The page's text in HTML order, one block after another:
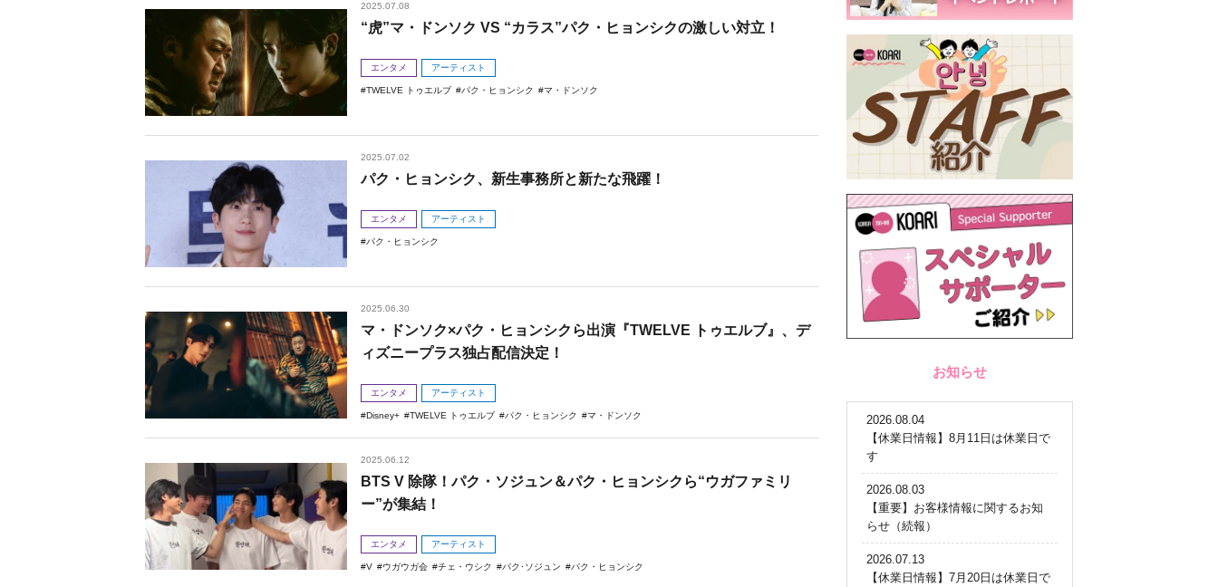
2025.07.08
“虎”マ・ドンソク VS “カラス”パク・ヒョンシクの激しい対立！
エンタメ アーティスト
TWELVE トゥエルブ パク・ヒョンシク マ・ドンソク
2025.07.02
パク・ヒョンシク、新生事務所と新たな飛躍！
エンタメ アーティスト
パク・ヒョンシク
2025.06.30
マ・ドンソク×パク・ヒョンシクら出演『TWELVE トゥエルブ』、デ
ィズニープラス独占配信決定！
エンタメ アーティスト
Disney+ TWELVE トゥエルブ パク・ヒョンシク マ・ドンソク
2025.06.12
BTS V 除隊！パク・ソジュン＆パク・ヒョンシクら“ウガファミリ
ー”が集結！
エンタメ アーティスト
V ウガウガ会 チェ・ウシク パク･ソジュン パク・ヒョンシク
お知らせ
2026.08.04
【休業日情報】8月11日は休業日で
す
2026.08.03
【重要】お客様情報に関するお知
らせ（続報）
2026.07.13
【休業日情報】7月20日は休業日で